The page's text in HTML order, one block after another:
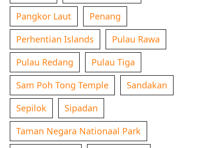
Pangkor Laut
Penang
Perhentian Islands
Pulau Rawa
Pulau Redang
Pulau Tiga
Sam Poh Tong Temple
Sandakan
Sepilok
Sipadan
Taman Negara Nationaal Park